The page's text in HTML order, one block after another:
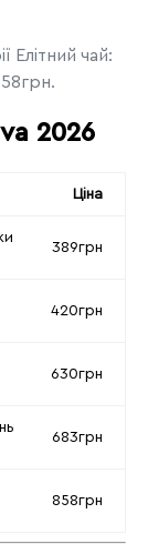
Елітний чай:
2026
Ціна
389грн
420грн
630грн
683грн
858грн